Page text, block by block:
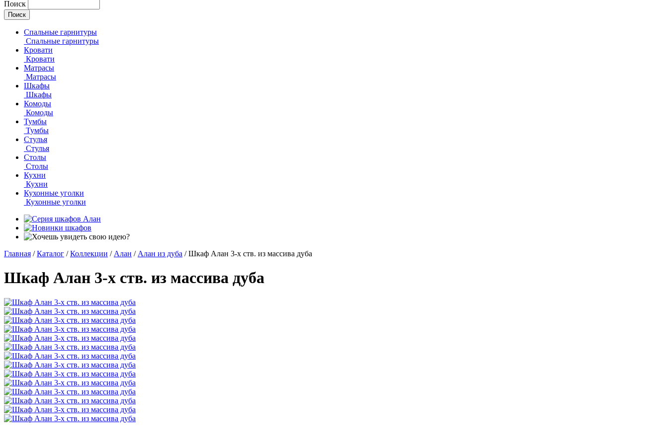
Поиск
Спальные гарнитуры
Спальные гарнитуры
Кровати
Кровати
Матрасы
Матрасы
Шкафы
Шкафы
Комоды
Комоды
Тумбы
Тумбы
Стулья
Стулья
Столы
Столы
Кухни
Кухни
Кухонные уголки
Кухонные уголки
Главная / Каталог / Коллекции / Алан / Алан из дуба / Шкаф Алан 3-х ств. из массива дуба
Шкаф Алан 3-х ств. из массива дуба